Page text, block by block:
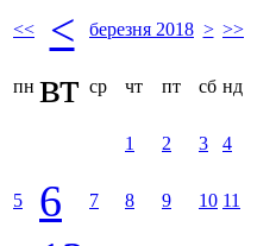
<< < березня 2018 > >>
пн вт ср чт пт сб нд
1 2 3 4
5 6 7 8 9 10 11